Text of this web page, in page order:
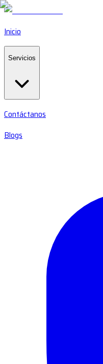
Inicio
Servicios
Contáctanos
Blogs